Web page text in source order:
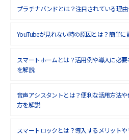
プラチナバンドとは？注目されている理
YouTubeが見れない時の原因とは？簡単
スマートホームとは？活用例や導入に必
を解説
音声アシスタントとは？便利な活用方法
方を解説
スマートロックとは？導入するメリット